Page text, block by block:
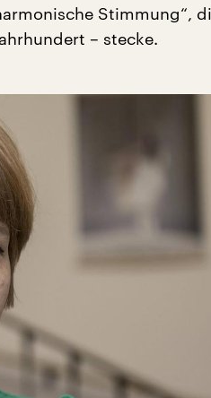
Stimmung“,
– stecke.